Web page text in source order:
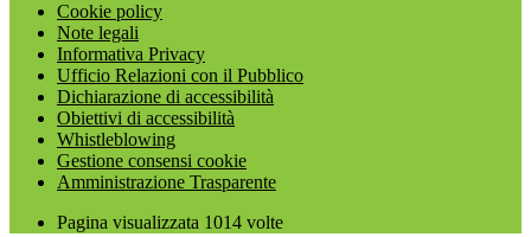
Cookie policy
Note legali
Informativa Privacy
Ufficio Relazioni con il Pubblico
Dichiarazione di accessibilità
Obiettivi di accessibilità
Whistleblowing
Gestione consensi cookie
Amministrazione Trasparente
Pagina visualizzata 1014 volte